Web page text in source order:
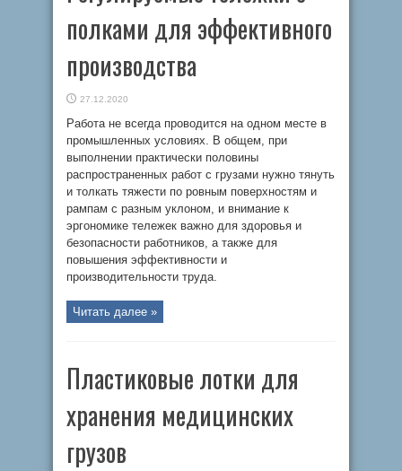
полками для эффективного
производства
27.12.2020
Работа не всегда проводится на одном месте в
промышленных условиях. В общем, при
выполнении практически половины
распространенных работ с грузами нужно тянуть
и толкать тяжести по ровным поверхностям и
рампам с разным уклоном, и внимание к
эргономике тележек важно для здоровья и
безопасности работников, а также для
повышения эффективности и
производительности труда.
Читать далее »
Пластиковые лотки для
хранения медицинских
грузов